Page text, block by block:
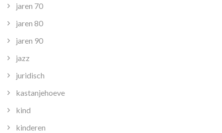
jaren 70
jaren 80
jaren 90
jazz
juridisch
kastanjehoeve
kind
kinderen